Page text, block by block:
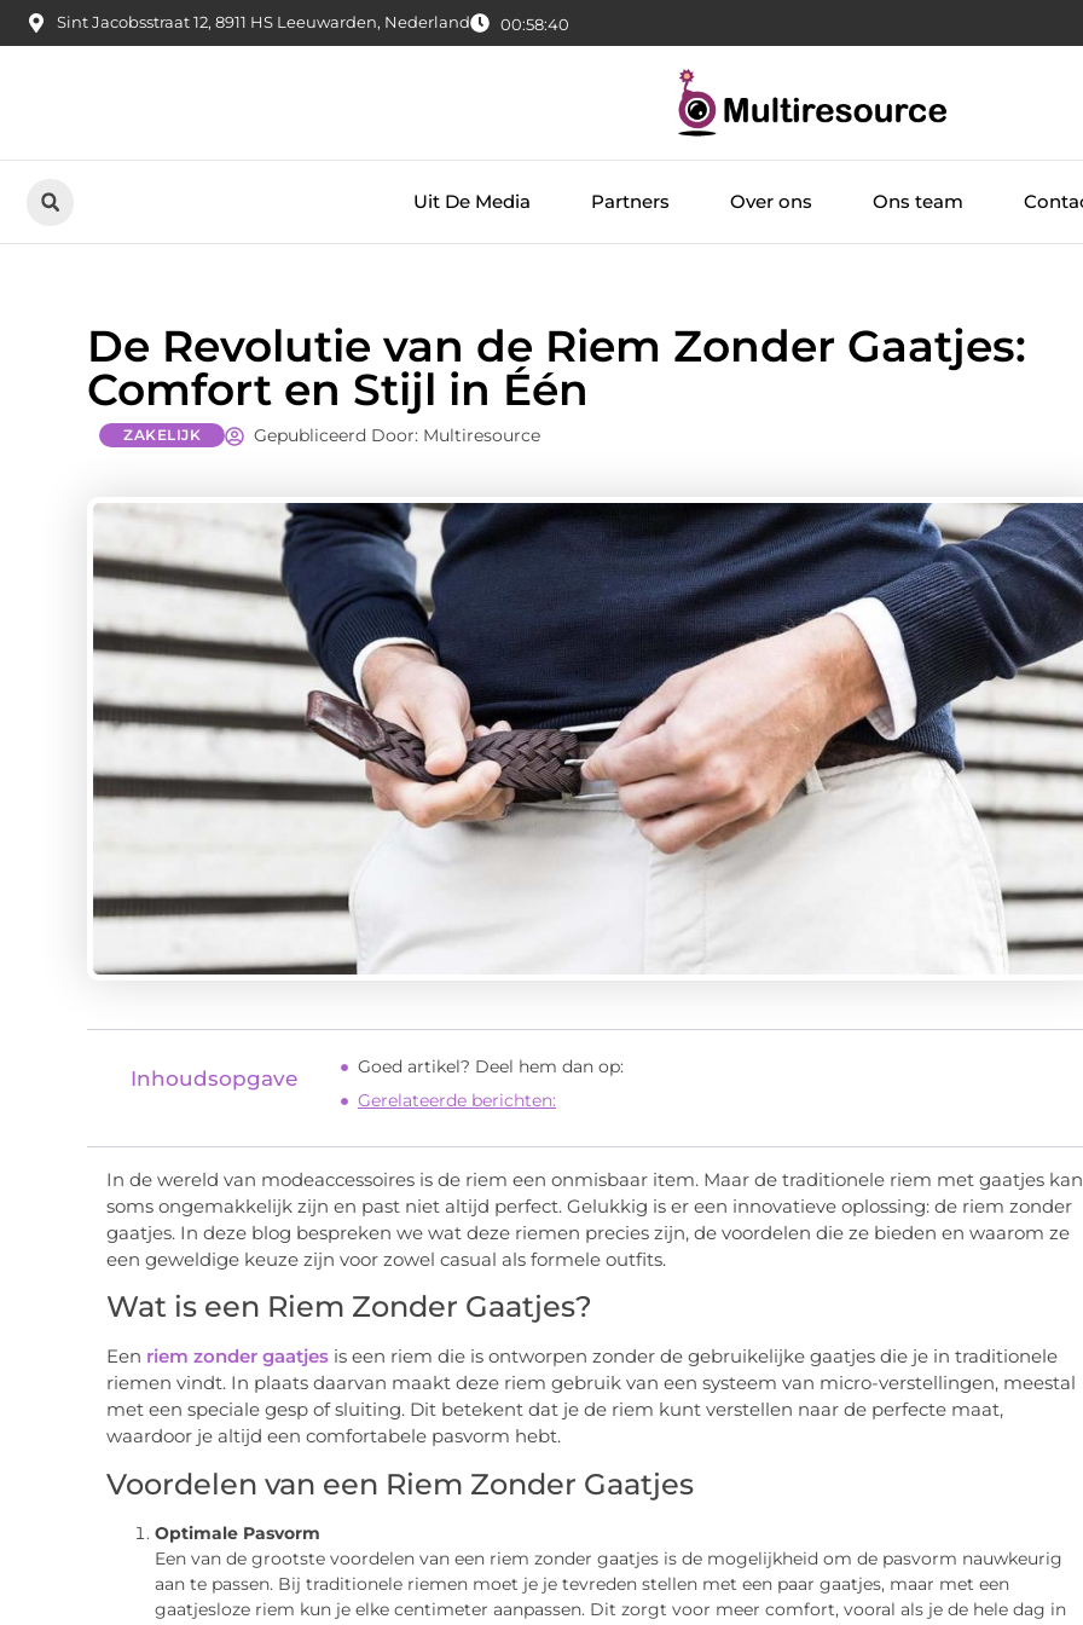
Sint Jacobsstraat 12, 8911 HS Leeuwarden, Nederland 00:58:41
Uit De Media Partners Over ons Ons team
De Revolutie van de Riem Zonder Gaatjes:
Comfort en Stijl in Één
ZAKELIJK Gepubliceerd Door: Multiresource
Inhoudsopgave
Goed artikel? Deel hem dan op:
Gerelateerde berichten:
In de wereld van modeaccessoires is de riem een onmisbaar item. Maar de traditionele riem met gaatjes kan
soms ongemakkelijk zijn en past niet altijd perfect. Gelukkig is er een innovatieve oplossing: de riem zonder
gaatjes. In deze blog bespreken we wat deze riemen precies zijn, de voordelen die ze bieden en waarom ze
een geweldige keuze zijn voor zowel casual als formele outfits.
Wat is een Riem Zonder Gaatjes?
Een riem zonder gaatjes is een riem die is ontworpen zonder de gebruikelijke gaatjes die je in traditionele
riemen vindt. In plaats daarvan maakt deze riem gebruik van een systeem van micro-verstellingen, meestal
met een speciale gesp of sluiting. Dit betekent dat je de riem kunt verstellen naar de perfecte maat,
waardoor je altijd een comfortabele pasvorm hebt.
Voordelen van een Riem Zonder Gaatjes
Optimale Pasvorm
Een van de grootste voordelen van een riem zonder gaatjes is de mogelijkheid om de pasvorm nauwkeurig
aan te passen. Bij traditionele riemen moet je je tevreden stellen met een paar gaatjes, maar met een
gaatjesloze riem kun je elke centimeter aanpassen. Dit zorgt voor meer comfort, vooral als je de hele dag in